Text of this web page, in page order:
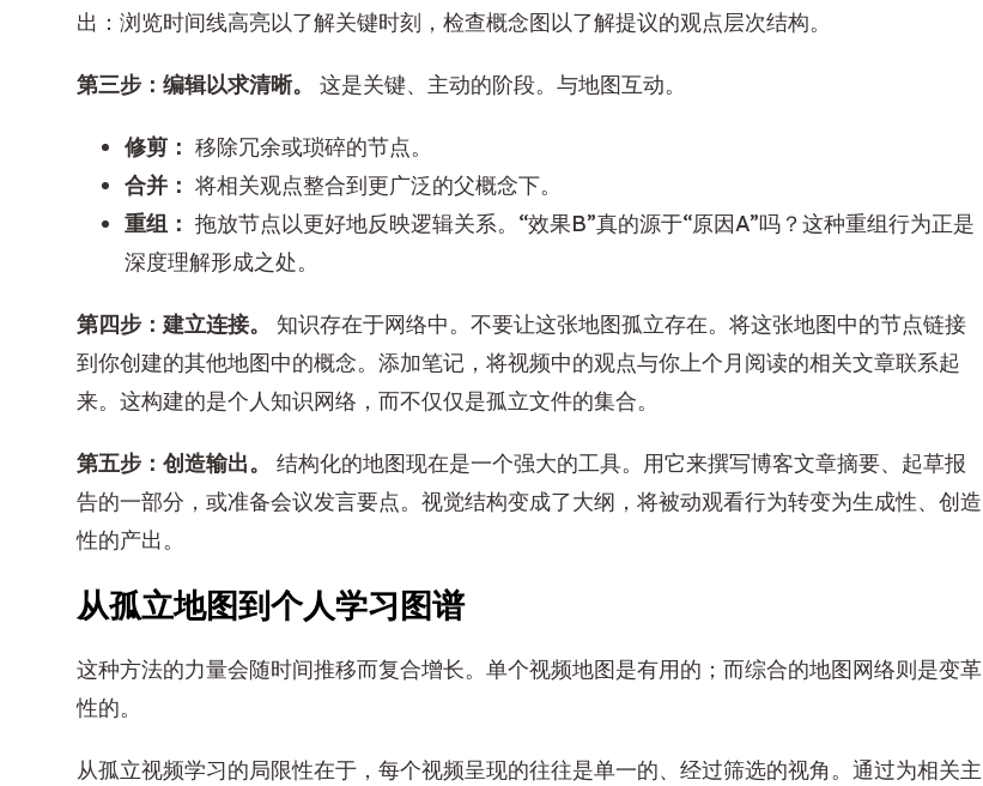
出：浏览时间线高亮以了解关键时刻，检查概念图以了解提议的观点层次结构。
第三步：编辑以求清晰。 这是关键、主动的阶段。与地图互动。
修剪： 移除冗余或琐碎的节点。
合并： 将相关观点整合到更广泛的父概念下。
重组： 拖放节点以更好地反映逻辑关系。“效果B”真的源于“原因A”吗？这种重组行为正是
深度理解形成之处。
第四步：建立连接。
知识存在于网络中。不要让这张地图孤立存在。将这张地图中的节点链接
到你创建的其他地图中的概念。添加笔记，将视频中的观点与你上个月阅读的相关文章联系起
来。这构建的是个人知识网络，而不仅仅是孤立文件的集合。
第五步：创造输出。
结构化的地图现在是一个强大的工具。用它来撰写博客文章摘要、起草报
告的一部分，或准备会议发言要点。视觉结构变成了大纲，将被动观看行为转变为生成性、创造
性的产出。
从孤立地图到个人学习图谱
这种方法的力量会随时间推移而复合增长。单个视频地图是有用的；而综合的地图网络则是变革
性的。
从孤立视频学习的局限性在于，每个视频呈现的往往是单一的、经过筛选的视角。通过为相关主